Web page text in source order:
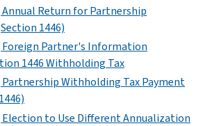
Annual Return for Partnership
1446)
Foreign Partner's Information
1446 Withholding Tax
Partnership Withholding Tax Payment
Election to Use Different Annualization